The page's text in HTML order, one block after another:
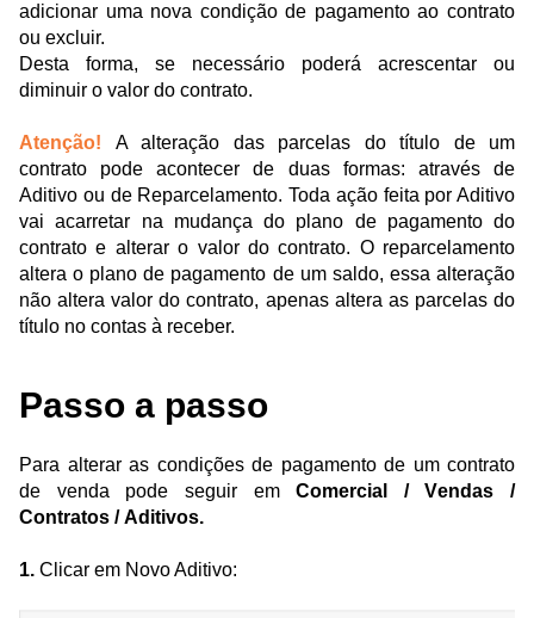
adicionar uma nova condição de pagamento ao contrato
ou excluir.
Desta forma, se necessário poderá acrescentar ou
diminuir o valor do contrato.
Atenção! A alteração das parcelas do título de um
contrato pode acontecer de duas formas: através de
Aditivo ou de Reparcelamento. Toda ação feita por Aditivo
vai acarretar na mudança do plano de pagamento do
contrato e alterar o valor do contrato. O reparcelamento
altera o plano de pagamento de um saldo, essa alteração
não altera valor do contrato, apenas altera as parcelas do
título no contas à receber.
Passo a passo
Para alterar as condições de pagamento de um contrato
de venda pode seguir emComercial / Vendas /
Contratos / Aditivos.
1. Clicar em Novo Aditivo: